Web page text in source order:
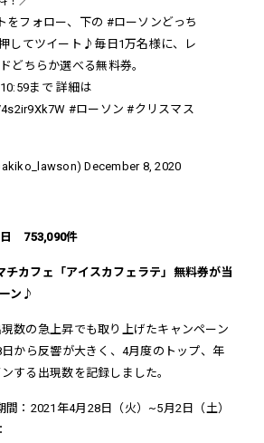
をフォロー、下の #ローソンどっち
してツイート♪毎日1万名様に、レ
どちらか選べる無料券。
まで 詳細は
#ローソン #クリスマス
December 8, 2020
日 753,090件
チカフェ「アイスカフェラテ」無料券が当
ン♪
数の急上昇でも取り上げたキャンペーン
から反響が大きく、4月度のトップ、年
する出現数を記録しました。
間：2021年4月28日（火）~5月2日（土）